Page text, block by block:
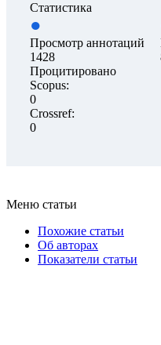
Статистика
Просмотр аннотаций
1428
Процитировано
Scopus:
0
Crossref:
0
Меню статьи
Похожие статьи
Об авторах
Показатели статьи